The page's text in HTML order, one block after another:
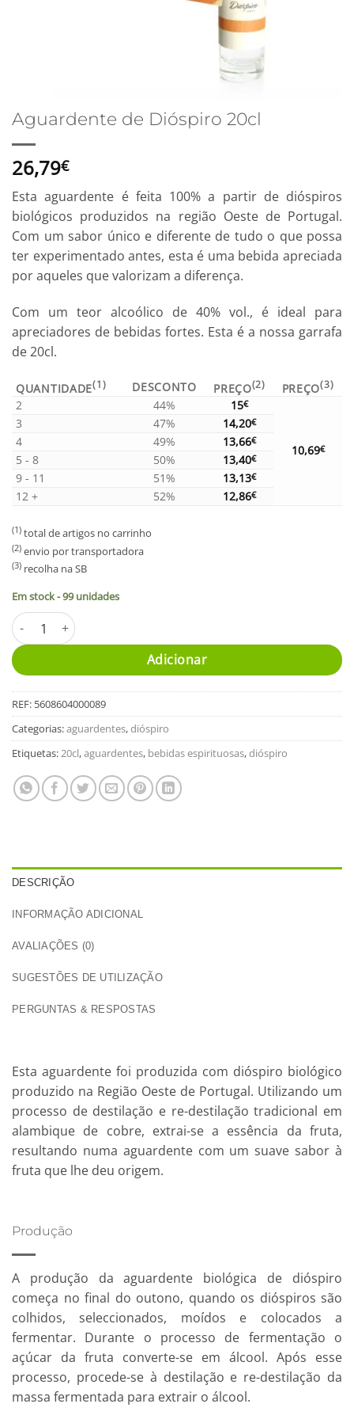
Aguardente de Dióspiro 20cl
26,79€
Esta aguardente é feita 100% a partir de dióspiros
biológicos produzidos na região Oeste de Portugal.
Com um sabor único e diferente de tudo o que possa
ter experimentado antes, esta é uma bebida apreciada
por aqueles que valorizam a diferença.
Com um teor alcoólico de 40% vol., é ideal para
apreciadores de bebidas fortes. Esta é a nossa garrafa
de 20cl.
QUANTIDADE(1) DESCONTO PREÇO(2) PREÇO(3)
2 44% 15€
10,69€
3 47% 14,20€
4 49% 13,66€
5 - 8 50% 13,40€
9 - 11 51% 13,13€
12 + 52% 12,86€
(1) total de artigos no carrinho
(2) envio por transportadora
(3) recolha na SB
Em stock - 99 unidades
Quantidade de Aguardente de Dióspiro 20cl
Adicionar
Alternative:
REF: 5608604000089
Categorias:aguardentes,dióspiro
Etiquetas:20cl,aguardentes, bebidas espirituosas,dióspiro
DESCRIÇÃO
INFORMAÇÃO ADICIONAL
AVALIAÇÕES (0)
SUGESTÕES DE UTILIZAÇÃO
PERGUNTAS & RESPOSTAS
Esta aguardente foi produzida com dióspiro biológico
produzido na Região Oeste de Portugal. Utilizando um
processo de destilação e re-destilação tradicional em
alambique de cobre, extrai-se a essência da fruta,
resultando numa aguardente com um suave sabor à
fruta que lhe deu origem.
Produção
A produção da aguardente biológica de dióspiro
começa no final do outono, quando os dióspiros são
colhidos, seleccionados, moídos e colocados a
fermentar. Durante o processo de fermentação o
açúcar da fruta converte-se em álcool. Após esse
processo, procede-se à destilação e re-destilação da
massa fermentada para extrair o álcool.